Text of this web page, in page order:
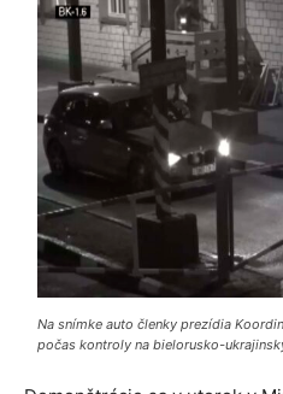
Na snímke auto členky prezídia
počas kontroly na bielorusko-